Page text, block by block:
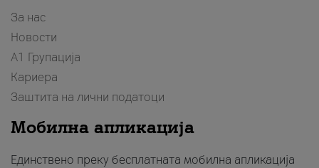
За нас
Новости
А1 Групација
Кариера
Заштита на лични податоци
Мобилна апликација
Единствено преку бесплатната мобилна апликација